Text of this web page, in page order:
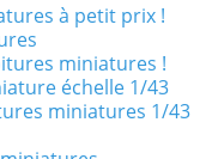
à petit prix !
miniatures !
échelle 1/43
miniatures 1/43